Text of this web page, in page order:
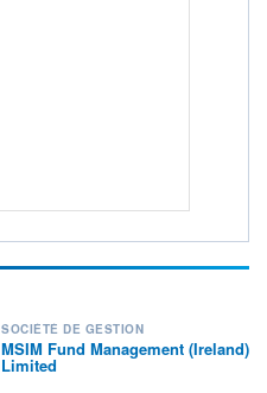
SOCIÉTÉ DE GESTION
MSIM Fund Management (Ireland)
Limited